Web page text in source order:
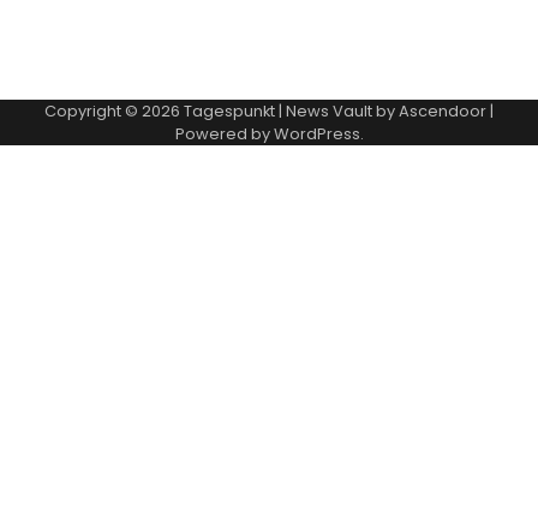
Copyright © 2026 Tagespunkt| News Vault byAscendoor|
Powered byWordPress.